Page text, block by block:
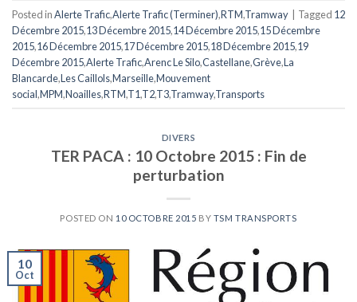
Posted inAlerte Trafic,Alerte Trafic (Terminer),RTM,Tramway Tagged 12
Décembre 2015,13 Décembre 2015,14 Décembre 2015,15 Décembre
2015,16 Décembre 2015,17 Décembre 2015,18 Décembre 2015,19
Décembre 2015,Alerte Trafic,Arenc Le Silo,Castellane,Grève,La
Blancarde,Les Caillols,Marseille,Mouvement
social,MPM,Noailles,RTM,T1,T2,T3,Tramway,Transports
DIVERS
TER PACA : 10 Octobre 2015 : Fin de
perturbation
POSTED ON 10 OCTOBRE 2015 BY TSM TRANSPORTS
10
Oct